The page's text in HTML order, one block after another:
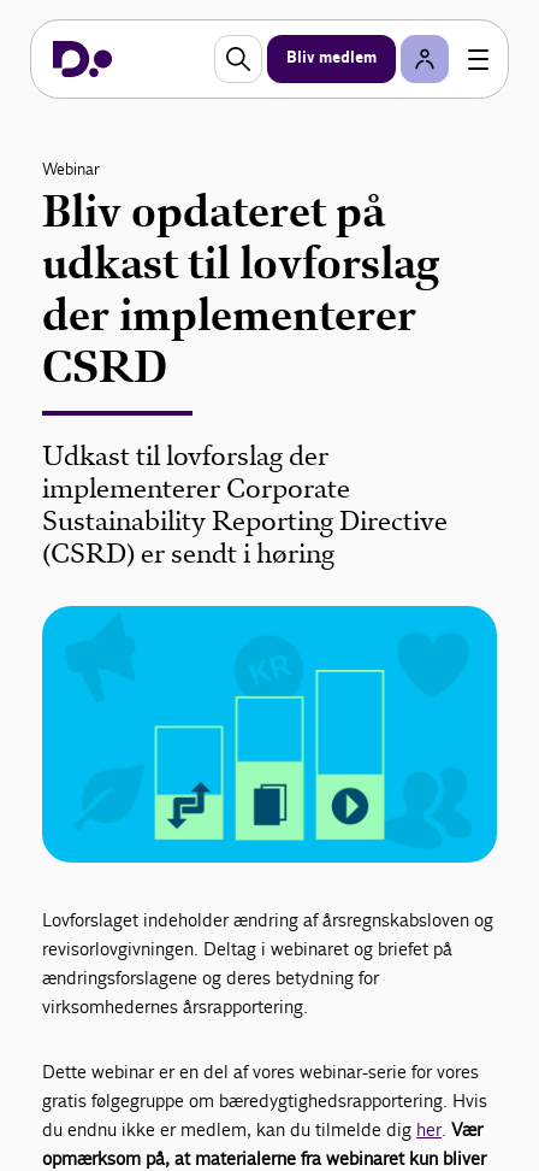
Bliv medlem
Webinar
Bliv opdateret på
udkast til lovforslag
der implementerer
CSRD
Udkast til lovforslag der
implementerer Corporate
Sustainability Reporting Directive
(CSRD) er sendt i høring
Lovforslaget indeholder ændring af årsregnskabsloven og
revisorlovgivningen. Deltag i webinaret og briefet på
ændringsforslagene og deres betydning for
virksomhedernes årsrapportering.
Dette webinar er en del af vores webinar-serie for vores
gratis følgegruppe om bæredygtighedsrapportering. Hvis
du endnu ikke er medlem, kan du tilmelde dig her.Vær
opmærksom på, at materialerne fra webinaret kun bliver